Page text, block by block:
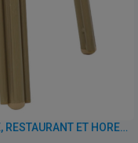
TABOURET DE BAR DE TERRASSE DE CAFÉ, RESTAURANT ET HORECA – ISLAND – ALUMINIUM/ROTIN